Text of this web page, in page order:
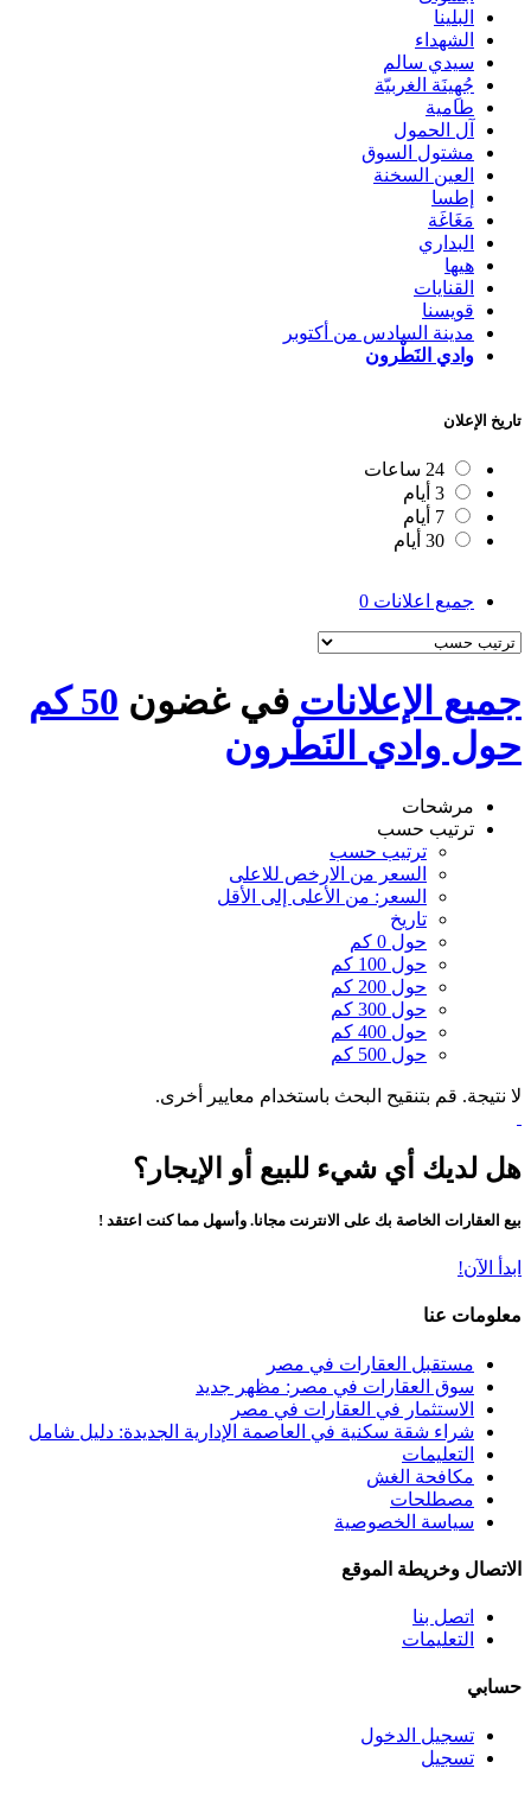
البلينا
الشهداء
سيدي سالم
جُهِينَة الغربيّة
طامية
آل الحمول
مشتول السوق
العين السخنة
إطسا
مَغَاغَة
البداري
هيها
القنايات
قويسنا
مدينة السادس من أكتوبر
وادي النَطْرون
تاريخ الإعلان
24 ساعات
3 أيام
7 أيام
30 أيام
جميع اعلانات 0
جميع الإعلانات في غضون
50 كم
حول وادي النَطْرون
مرشحات
ترتيب حسب
ترتيب حسب
السعر من الارخص للاعلى
السعر: من الأعلى إلى الأقل
تاريخ
حول 0 كم
حول 100 كم
حول 200 كم
حول 300 كم
حول 400 كم
حول 500 كم
لا نتيجة. قم بتنقيح البحث باستخدام معايير أخرى.
هل لديك أي شيء للبيع أو الإيجار؟
بيع العقارات الخاصة بك على الانترنت مجانا. وأسهل مما كنت اعتقد !
ابدأ الآن!
معلومات عنا
مستقبل العقارات في مصر
سوق العقارات في مصر: مظهر جديد
الاستثمار في العقارات في مصر
شراء شقة سكنية في العاصمة الإدارية الجديدة: دليل شامل
التعليمات
مكافحة الغش
مصطلحات
سياسة الخصوصية
الاتصال وخريطة الموقع
اتصل بنا
التعليمات
حسابي
تسجيل الدخول
تسجيل